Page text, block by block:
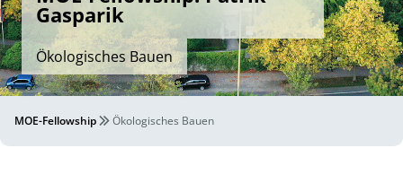
Gasparik
Ökologisches Bauen
MOE-Fellowship Ökologisches Bauen